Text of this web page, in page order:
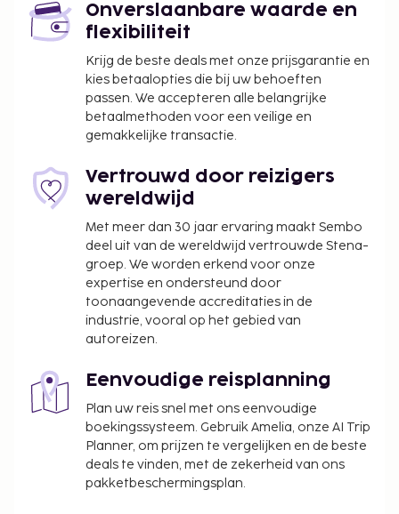
Onverslaanbare waarde en
flexibiliteit
Krijg de beste deals met onze prijsgarantie en
kies betaalopties die bij uw behoeften
passen. We accepteren alle belangrijke
betaalmethoden voor een veilige en
gemakkelijke transactie.
Vertrouwd door reizigers
wereldwijd
Met meer dan 30 jaar ervaring maakt Sembo
deel uit van de wereldwijd vertrouwde Stena-
groep. We worden erkend voor onze
expertise en ondersteund door
toonaangevende accreditaties in de
industrie, vooral op het gebied van
autoreizen.
Eenvoudige reisplanning
Plan uw reis snel met ons eenvoudige
boekingssysteem. Gebruik Amelia, onze AI Trip
Planner, om prijzen te vergelijken en de beste
deals te vinden, met de zekerheid van ons
pakketbeschermingsplan.